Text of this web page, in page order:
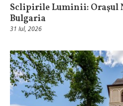
Sclipirile Luminii: Oraşul
Bulgaria
31 Iul, 2026